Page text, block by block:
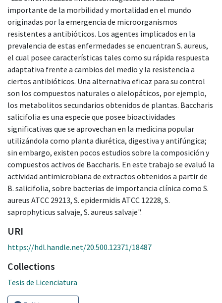
importante de la morbilidad y mortalidad en el mundo
originadas por la emergencia de microorganismos
resistentes a antibióticos. Los agentes implicados en la
prevalencia de estas enfermedades se encuentran S. aureus,
el cual posee características tales como su rápida respuesta
adaptativa frente a cambios del medio y la resistencia a
ciertos antibióticos. Una alternativa eficaz para su control
son los compuestos naturales o alelopáticos, por ejemplo,
los metabolitos secundarios obtenidos de plantas. Baccharis
salicifolia es una especie que posee bioactividades
significativas que se aprovechan en la medicina popular
utilizándola como planta diurética, digestiva y antifúngica;
sin embargo, existen pocos estudios sobre la composición y
compuestos activos de Baccharis. En este trabajo se evaluó la
actividad antimicrobiana de extractos obtenidos a partir de
B. salicifolia, sobre bacterias de importancia clínica como S.
aureus ATCC 29213, S. epidermidis ATCC 12228, S.
saprophyticus salvaje, S. aureus salvaje".
URI
https://hdl.handle.net/20.500.12371/18487
Collections
Tesis de Licenciatura